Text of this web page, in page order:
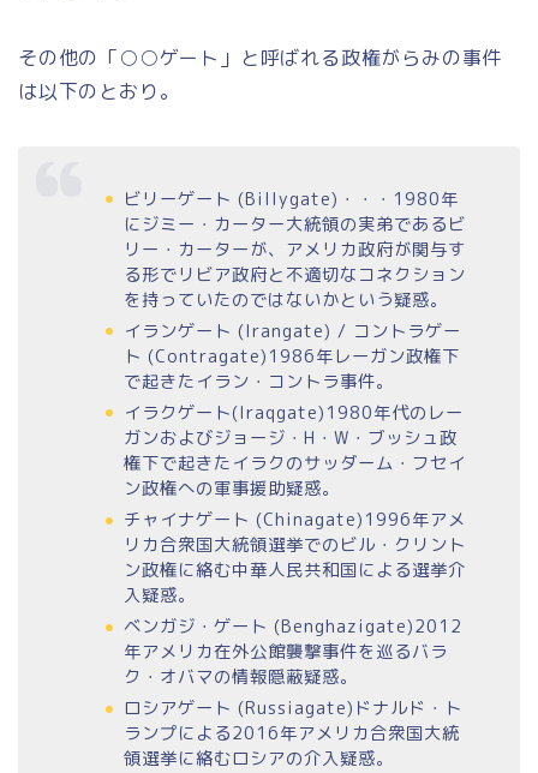
その他の「○○ゲート」と呼ばれる政権がらみの事件
は以下のとおり。
ビリーゲート (Billygate)・・・1980年
にジミー・カーター大統領の実弟であるビ
リー・カーターが、アメリカ政府が関与す
る形でリビア政府と不適切なコネクション
を持っていたのではないかという疑惑。
イランゲート (Irangate) / コントラゲー
ト (Contragate)1986年レーガン政権下
で起きたイラン・コントラ事件。
イラクゲート(Iraqgate)1980年代のレー
ガンおよびジョージ・H・W・ブッシュ政
権下で起きたイラクのサッダーム・フセイ
ン政権への軍事援助疑惑。
チャイナゲート (Chinagate)1996年アメ
リカ合衆国大統領選挙でのビル・クリント
ン政権に絡む中華人民共和国による選挙介
入疑惑。
ベンガジ・ゲート (Benghazigate)2012
年アメリカ在外公館襲撃事件を巡るバラ
ク・オバマの情報隠蔽疑惑。
ロシアゲート (Russiagate)ドナルド・ト
ランプによる2016年アメリカ合衆国大統
領選挙に絡むロシアの介入疑惑。